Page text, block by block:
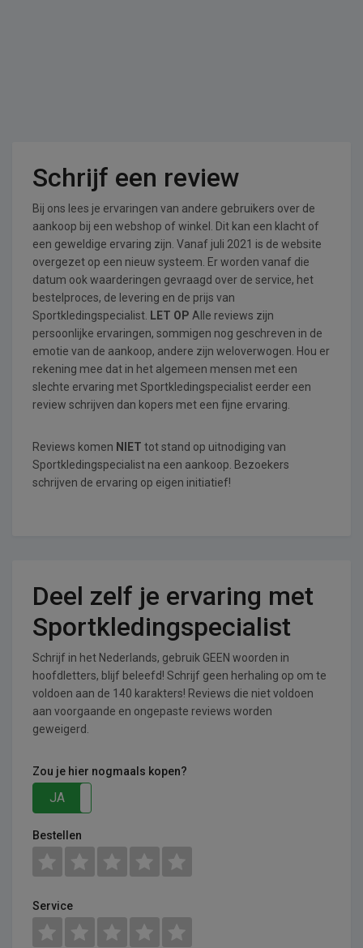
Schrijf een review
Bij ons lees je ervaringen van andere gebruikers over de
aankoop bij een webshop of winkel. Dit kan een klacht of
een geweldige ervaring zijn. Vanaf juli 2021 is de website
overgezet op een nieuw systeem. Er worden vanaf die
datum ook waarderingen gevraagd over de service, het
bestelproces, de levering en de prijs van
Sportkledingspecialist. LET OP Alle reviews zijn
persoonlijke ervaringen, sommigen nog geschreven in de
emotie van de aankoop, andere zijn weloverwogen. Hou er
rekening mee dat in het algemeen mensen met een
slechte ervaring met Sportkledingspecialist eerder een
review schrijven dan kopers met een fijne ervaring.
Reviews komen NIET tot stand op uitnodiging van
Sportkledingspecialist na een aankoop. Bezoekers
schrijven de ervaring op eigen initiatief!
Deel zelf je ervaring met
Sportkledingspecialist
Schrijf in het Nederlands, gebruik GEEN woorden in
hoofdletters, blijf beleefd! Schrijf geen herhaling op om te
voldoen aan de 140 karakters! Reviews die niet voldoen
aan voorgaande en ongepaste reviews worden
geweigerd.
Zou je hier nogmaals kopen?
JA
Bestellen
Service